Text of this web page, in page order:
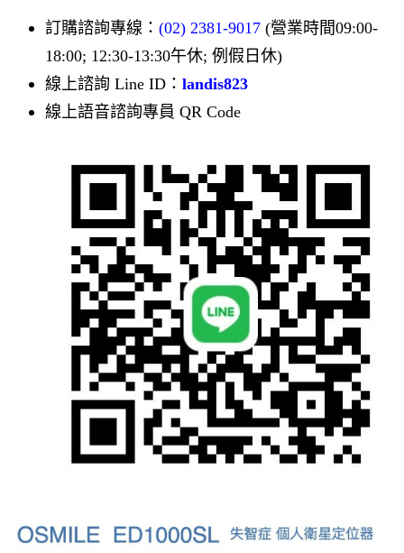
訂購諮詢專線： (02) 2381-9017 (營業時間09:00-
18:00; 12:30-13:30午休; 例假日休)
線上諮詢 Line ID： landis823
線上語音諮詢專員 QR Code